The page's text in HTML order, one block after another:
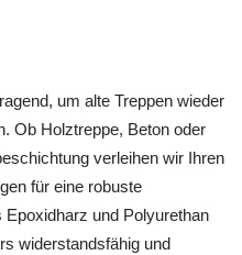
um alte Treppen wieder
Ob Holztreppe, Beton oder
verleihen wir Ihren
für eine robuste
und Polyurethan
widerstandsfähig und